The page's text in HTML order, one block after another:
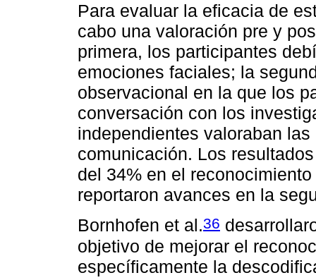
Para evaluar la eficacia de
cabo una valoración pre y
primera, los participantes
emociones faciales; la
observacional en la que los
conversación con los
independientes valoraban
comunicación. Los
del 34% en el
reportaron avances en la
Bornhofen et al.36
objetivo de mejorar el
específicamente la